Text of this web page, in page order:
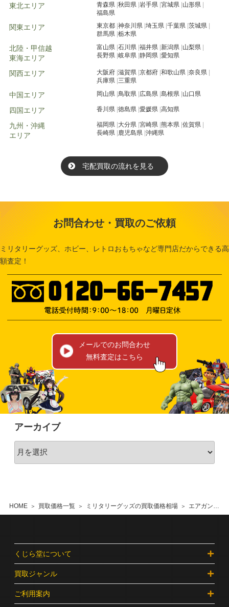
HOME 買取価格一覧 ミリタリーグッズの買取価格相場 エアガン・モデルガンの買取価格相場
東北エリア 青森県 秋田県 岩手県 宮城県 山形県
福島県
関東エリア 東京都 神奈川県 埼玉県 千葉県 茨城県
群馬県 栃木県
北陸・甲信越
東海エリア
富山県 石川県 福井県 新潟県 山梨県
長野県 岐阜県 静岡県 愛知県
関西エリア 大阪府 滋賀県 京都府 和歌山県 奈良県
兵庫県 三重県
中国エリア 岡山県 鳥取県 広島県 島根県 山口県
四国エリア 香川県 徳島県 愛媛県 高知県
九州・沖縄
エリア
福岡県 大分県 宮崎県 熊本県 佐賀県
長崎県
鹿児島県 沖縄県
宅配買取の流れを見る
お問合わせ・買取のご依頼
ミリタリーグッズ、ホビー、レトロおもちゃなど専門店だからできる高
額査定！
メールでのお問合わせ
無料査定はこちら
アーカイブ
くじら堂について
買取ジャンル
ご利用案内